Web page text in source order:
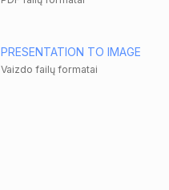
PRESENTATION TO IMAGE
Vaizdo failų formatai